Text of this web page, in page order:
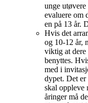
unge
evaluere om
en på 13 år.
Hvis det
og 10-12 år,
viktig at dere
benyttes.
med i
dypet. Det
skal oppleve
åringer må